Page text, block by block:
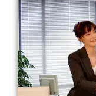
Сміла
Софіївська
Сокільники
Солоницівка
Старокостянтинів
Старі Петрівці
Стебник